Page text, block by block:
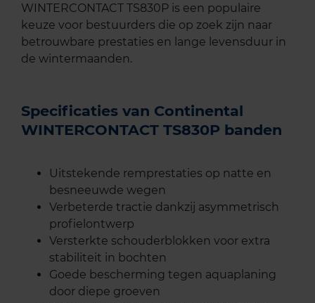
WINTERCONTACT TS830P is een populaire
keuze voor bestuurders die op zoek zijn naar
betrouwbare prestaties en lange levensduur in
de wintermaanden.
Specificaties van Continental
WINTERCONTACT TS830P banden
Uitstekende remprestaties op natte en
besneeuwde wegen
Verbeterde tractie dankzij asymmetrisch
profielontwerp
Versterkte schouderblokken voor extra
stabiliteit in bochten
Goede bescherming tegen aquaplaning
door diepe groeven